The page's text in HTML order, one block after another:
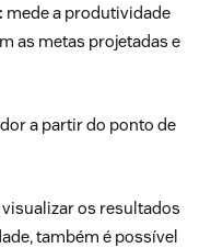
mede a produtividade
as metas projetadas e
a partir do ponto de
os resultados
também é possível